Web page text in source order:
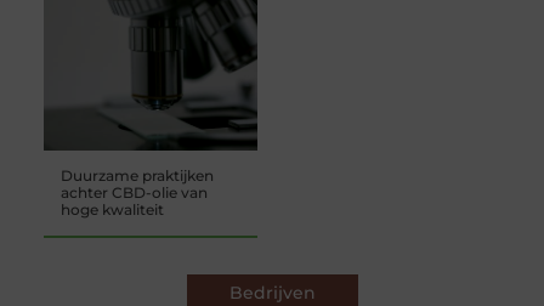
Duurzame praktijken
achter CBD-olie van
hoge kwaliteit
Bedrijven